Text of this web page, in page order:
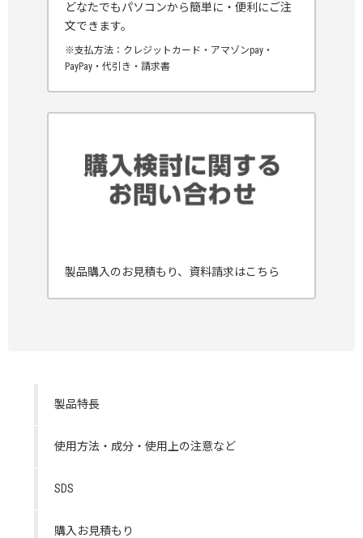
どなたでもパソコンから簡単に・便利にご注
文できます。
※支払方法：クレジットカード・アマゾンpay・
PayPay・代引き・請求書
製品購入のお見積もり、資料請求はこちら
製品特長
使用方法・成分・使用上の注意など
SDS
購入お見積もり